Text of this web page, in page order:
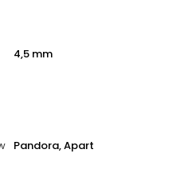
4,5 mm
Pandora, Apart